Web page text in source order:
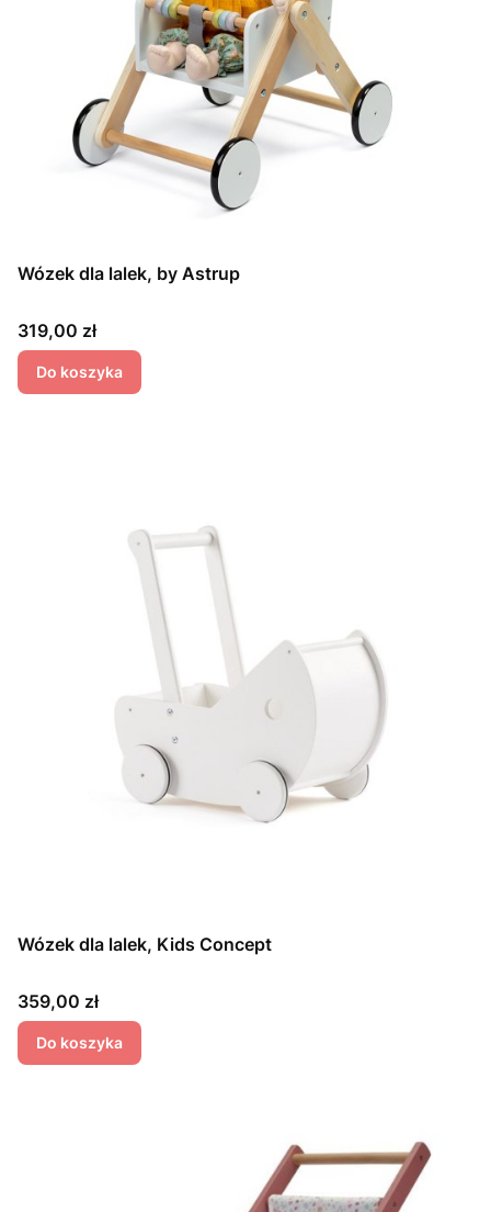
Wózek dla lalek, by Astrup
Cena
319,00 zł
Do koszyka
Wózek dla lalek, Kids Concept
Cena
359,00 zł
Do koszyka